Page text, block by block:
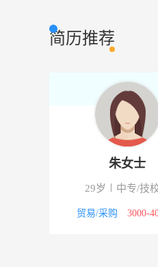
简历推荐
朱女士
29岁 中专/技
贸易/采购 3000-